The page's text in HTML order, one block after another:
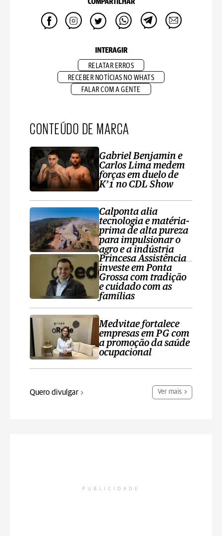
COMPARTILHAR
INTERAGIR
RELATAR ERROS
RECEBER NOTÍCIAS NO WHATS
FALAR COM A GENTE
CONTEÚDO DE MARCA
Gabriel Benjamin e
Carlos Lima medem
forças em duelo de
K’1 no CDL Show
Calponta alia
tecnologia e matéria-
prima de alta pureza
para impulsionar o
agro e a indústria
Princesa Assistência
investe em Ponta
Grossa com tradição
e cuidado com as
famílias
Medvitae fortalece
empresas em PG com
a promoção da saúde
ocupacional
Quero divulgar Ver mais
PUBLICIDADE